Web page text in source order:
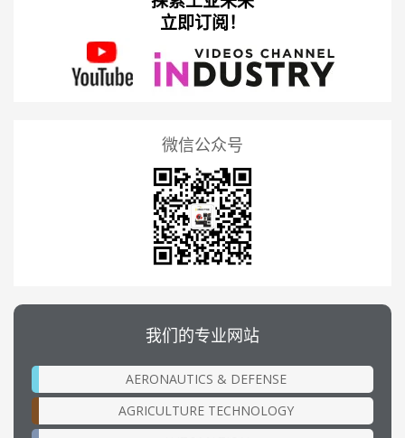
立即订阅！
微信公众号
我们的专业网站
AERONAUTICS & DEFENSE
AGRICULTURE TECHNOLOGY